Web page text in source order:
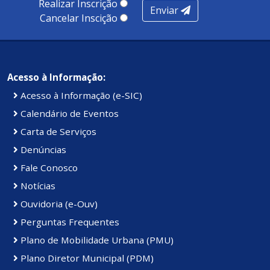
Kennedy.Realizar Inscrição
Cancelar Inscição
Enviar
Acesso à Informação:
Acesso à Informação (e-SIC)
Calendário de Eventos
Carta de Serviços
Denúncias
Fale Conosco
Notícias
Ouvidoria (e-Ouv)
Perguntas Frequentes
Plano de Mobilidade Urbana (PMU)
Plano Diretor Municipal (PDM)